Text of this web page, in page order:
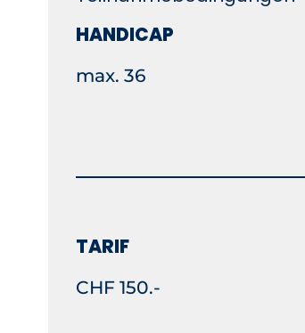
HANDICAP
max. 36
TARIF
CHF 150.-